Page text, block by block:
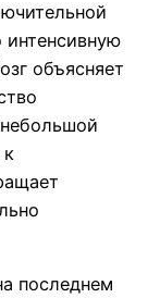
объясняет
к
последнем